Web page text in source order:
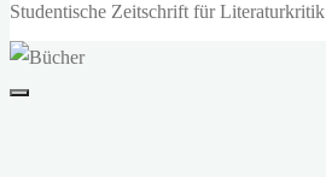
Studentische Zeitschrift für Literaturkritik